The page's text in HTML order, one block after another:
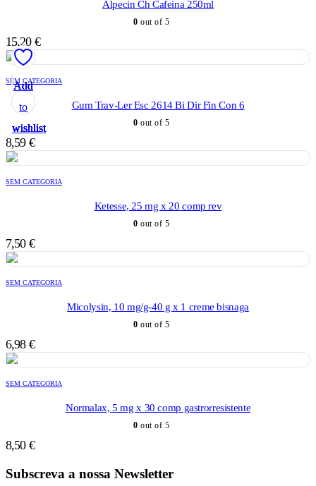
Add
to
wishlist
Alpecin Ch Cafeina 250ml
0 out of 5
15,20 €
Add
to
wishlist
SEM CATEGORIA
Gum Trav-Ler Esc 2614 Bi Dir Fin Con 6
0 out of 5
8,59 €
Add
to
wishlist
SEM CATEGORIA
Ketesse, 25 mg x 20 comp rev
0 out of 5
7,50 €
Add
to
wishlist
SEM CATEGORIA
Micolysin, 10 mg/g-40 g x 1 creme bisnaga
0 out of 5
6,98 €
Add
to
wishlist
SEM CATEGORIA
Normalax, 5 mg x 30 comp gastrorresistente
0 out of 5
8,50 €
Subscreva a nossa Newsletter